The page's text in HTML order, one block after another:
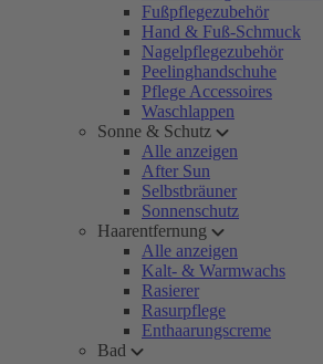
Fußpflegezubehör
Hand & Fuß-Schmuck
Nagelpflegezubehör
Peelinghandschuhe
Pflege Accessoires
Waschlappen
Sonne & Schutz
Alle anzeigen
After Sun
Selbstbräuner
Sonnenschutz
Haarentfernung
Alle anzeigen
Kalt- & Warmwachs
Rasierer
Rasurpflege
Enthaarungscreme
Bad